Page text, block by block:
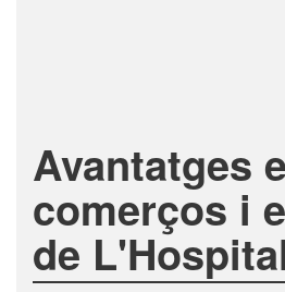
Avantatges
comerços i
de